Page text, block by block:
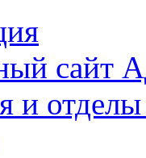
сайт
и